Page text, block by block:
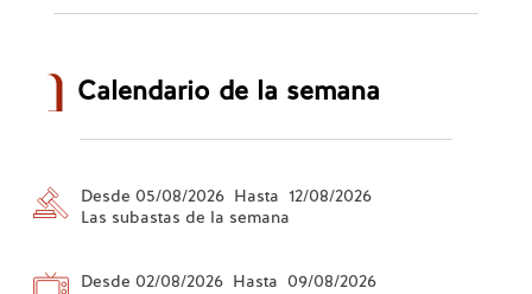
Calendario de la semana
Desde 05/08/2026 Hasta 12/08/2026
Las subastas de la semana
Desde 02/08/2026 Hasta 09/08/2026